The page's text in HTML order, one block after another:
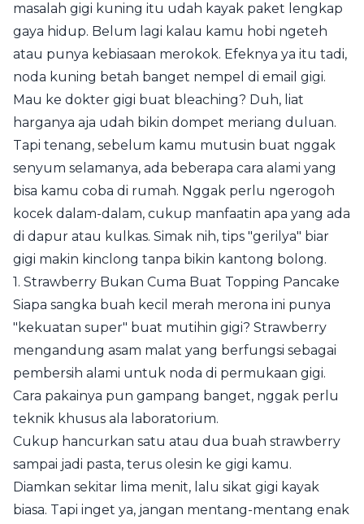
masalah gigi kuning itu udah kayak paket lengkap
gaya hidup. Belum lagi kalau kamu hobi ngeteh
atau punya kebiasaan merokok. Efeknya ya itu tadi,
noda kuning betah banget nempel di email gigi.
Mau ke dokter gigi buat bleaching? Duh, liat
harganya aja udah bikin dompet meriang duluan.
Tapi tenang, sebelum kamu mutusin buat nggak
senyum selamanya, ada beberapa cara alami yang
bisa kamu coba di rumah. Nggak perlu ngerogoh
kocek dalam-dalam, cukup manfaatin apa yang ada
di dapur atau kulkas. Simak nih, tips "gerilya" biar
gigi makin kinclong tanpa bikin kantong bolong.
1. Strawberry Bukan Cuma Buat Topping Pancake
Siapa sangka buah kecil merah merona ini punya
"kekuatan super" buat mutihin gigi? Strawberry
mengandung asam malat yang berfungsi sebagai
pembersih alami untuk noda di permukaan gigi.
Cara pakainya pun gampang banget, nggak perlu
teknik khusus ala laboratorium.
Cukup hancurkan satu atau dua buah strawberry
sampai jadi pasta, terus olesin ke gigi kamu.
Diamkan sekitar lima menit, lalu sikat gigi kayak
biasa. Tapi inget ya, jangan mentang-mentang enak